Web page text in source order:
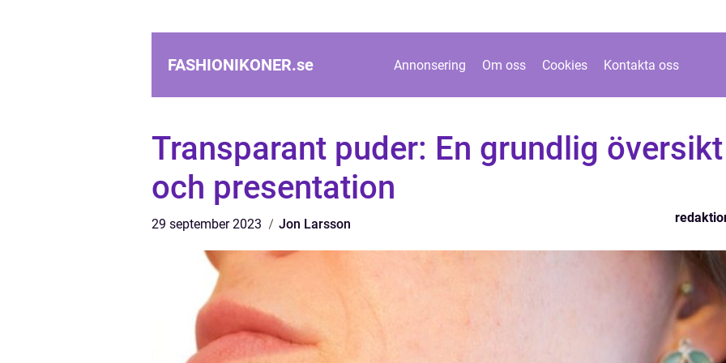
FASHIONIKONER.se Annonsering Om oss Cookies Kontakta oss
Transparant puder: En grundlig översikt
och presentation
29 september 2023 Jon Larsson